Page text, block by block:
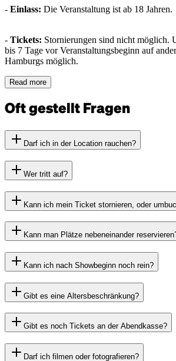
- Einlass: Die Veranstaltung ist ab 18 Jahren.
- Tickets: Stornierungen sind nicht möglich.
bis 7 Tage vor Veranstaltungsbeginn auf
Hamburgs möglich.
Read more
Oft gestellt Fragen
Darf ich in der Location rauchen?
Wer tritt auf?
Kann ich mein Ticket stornieren, oder
Kann man Plätze nebeneinander
Kann ich nach Showbeginn noch rein?
Gibt es eine Altersbeschränkung?
Gibt es noch Tickets an der Abendkasse?
Darf ich filmen oder fotografieren?